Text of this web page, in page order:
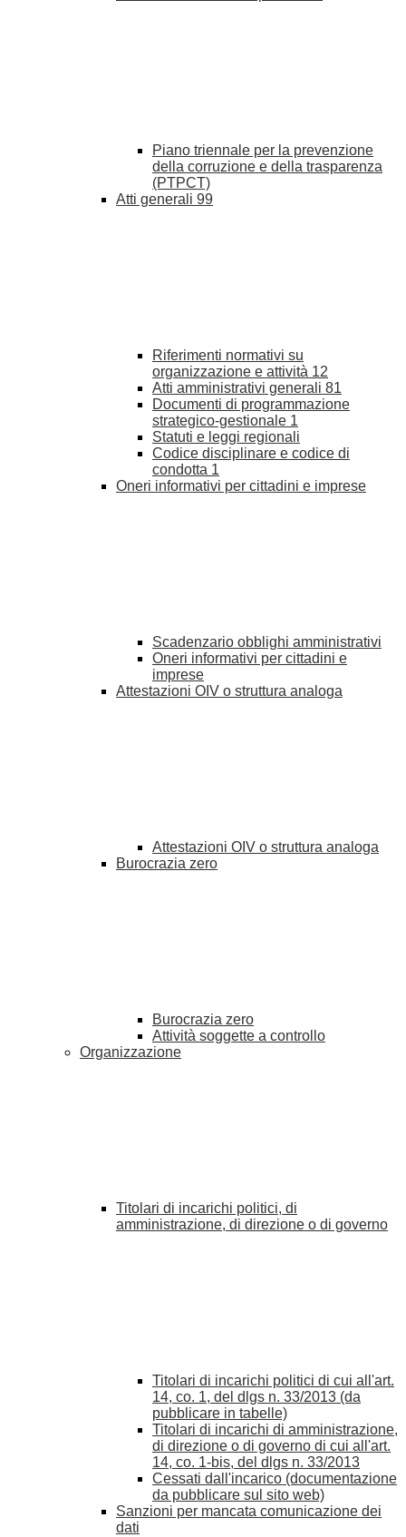
Piano triennale per la prevenzione
della corruzione e della trasparenza
(PTPCT)
Atti generali 99
Riferimenti normativi su
organizzazione e attività 12
Atti amministrativi generali 81
Documenti di programmazione
strategico-gestionale 1
Statuti e leggi regionali
Codice disciplinare e codice di
condotta 1
Oneri informativi per cittadini e imprese
Scadenzario obblighi amministrativi
Oneri informativi per cittadini e
imprese
Attestazioni OIV o struttura analoga
Attestazioni OIV o struttura analoga
Burocrazia zero
Burocrazia zero
Attività soggette a controllo
Organizzazione
Titolari di incarichi politici, di
amministrazione, di direzione o di governo
Titolari di incarichi politici di cui all'art.
14, co. 1, del dlgs n. 33/2013 (da
pubblicare in tabelle)
Titolari di incarichi di amministrazione,
di direzione o di governo di cui all'art.
14, co. 1-bis, del dlgs n. 33/2013
Cessati dall'incarico (documentazione
da pubblicare sul sito web)
Sanzioni per mancata comunicazione dei
dati